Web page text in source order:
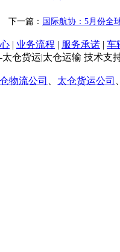
下一篇： 国际航协：5月份全
| 业务流程 | 服务承诺 | 车
仓货运|太仓运输 技术支
物流公司 太仓货运公司